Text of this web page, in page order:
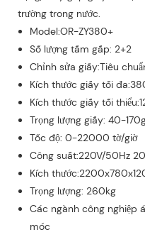
trường trong nước.
Model:OR-ZY380+
Số lượng tấm gấp: 2+2
Chỉnh sửa giấy:Tiêu
Kích thước giấy tối
Kích thước giấy tối
Trọng lượng giấy: 40-
Tốc độ: 0-22000 tờ/giờ
Công suất:220V/50Hz
Kích
Trọng lượng: 260kg
Các ngành công nghiệp
móc